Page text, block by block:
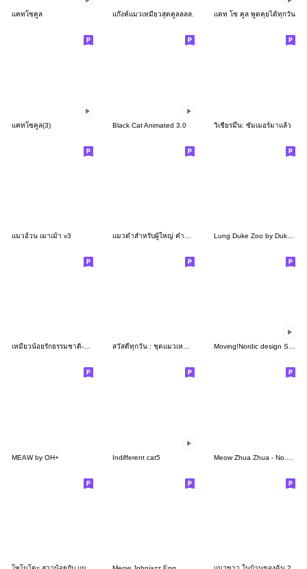
แคทโซคูล แก๊งค์แมวเหมียวสุดคูลลลล. แคท โซ คูล พูดคุยได้ทุกวัน
แคทโซคูล(3) Black Cat Animated 3.0 วิเชียรมึน: ซัมเมอร์มาแล้ว
แมวอ้วน เมาเม้า v3 Lung Duke Zoo by DukeDej
เหมียวน้อยรักธรรมชาติ-คำพูดใช้ได้ทุกวัน สวัสดีทุกวัน : ชุดแมวเหมียว Moving!Nordic design Sticker ehonCat2_en
MEAW by OH+ Indifferent cat5